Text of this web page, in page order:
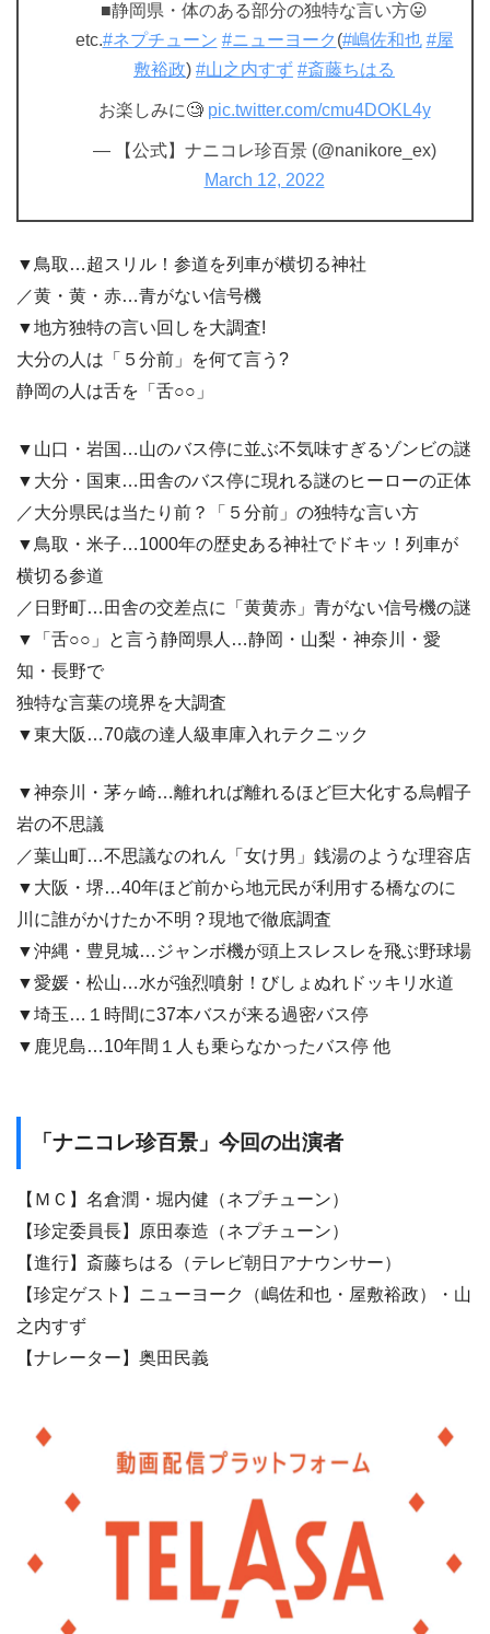
■静岡県・体のある部分の独特な言い方😛
etc.#ネプチューン #ニューヨーク (#嶋佐和也 #屋
敷裕政) #山之内すず #斎藤ちはる
お楽しみに🧐 pic.twitter.com/cmu4DOKL4y
— 【公式】ナニコレ珍百景 (@nanikore_ex)
March 12, 2022
▼鳥取…超スリル！参道を列車が横切る神社
／黄・黄・赤…青がない信号機
▼地方独特の言い回しを大調査!
大分の人は「５分前」を何て言う?
静岡の人は舌を「舌○○」
▼山口・岩国…山のバス停に並ぶ不気味すぎるゾンビの謎
▼大分・国東…田舎のバス停に現れる謎のヒーローの正体
／大分県民は当たり前？「５分前」の独特な言い方
▼鳥取・米子…1000年の歴史ある神社でドキッ！列車が
横切る参道
／日野町…田舎の交差点に「黄黄赤」青がない信号機の謎
▼「舌○○」と言う静岡県人…静岡・山梨・神奈川・愛
知・長野で
独特な言葉の境界を大調査
▼東大阪…70歳の達人級車庫入れテクニック
▼神奈川・茅ヶ崎…離れれば離れるほど巨大化する烏帽子
岩の不思議
／葉山町…不思議なのれん「女け男」銭湯のような理容店
▼大阪・堺…40年ほど前から地元民が利用する橋なのに
川に誰がかけたか不明？現地で徹底調査
▼沖縄・豊見城…ジャンボ機が頭上スレスレを飛ぶ野球場
▼愛媛・松山…水が強烈噴射！びしょぬれドッキリ水道
▼埼玉…１時間に37本バスが来る過密バス停
▼鹿児島…10年間１人も乗らなかったバス停 他
「ナニコレ珍百景」今回の出演者
【ＭＣ】名倉潤・堀内健（ネプチューン）
【珍定委員長】原田泰造（ネプチューン）
【進行】斎藤ちはる（テレビ朝日アナウンサー）
【珍定ゲスト】ニューヨーク（嶋佐和也・屋敷裕政）・山
之内すず
【ナレーター】奥田民義